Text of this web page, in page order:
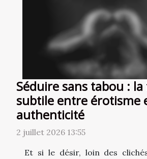
Séduire sans tabou :
subtile entre érotisme
authenticité
2 juillet 2026 13:55
Et si le désir, loin des